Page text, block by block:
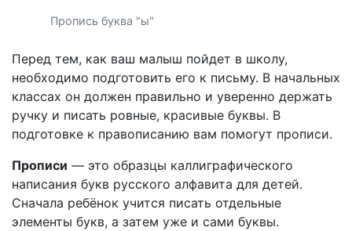
Пропись буква "ы"
Перед тем, как ваш малыш пойдет в школу,
необходимо подготовить его к письму. В начальных
классах он должен правильно и уверенно держать
ручку и писать ровные, красивые буквы. В
подготовке к правописанию вам помогут прописи.
Прописи — это образцы каллиграфического
написания букв русского алфавита для детей.
Сначала ребёнок учится писать отдельные
элементы букв, а затем уже и сами буквы.